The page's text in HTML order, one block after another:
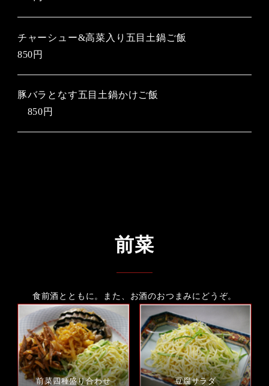
チャーシュー&高菜入り五目土鍋ご飯
850円
豚バラとなす五目土鍋かけご飯
850円
前菜
食前酒とともに。また、お酒のおつまみにどうぞ。
前菜四種盛り合わせ
豆腐サラダ